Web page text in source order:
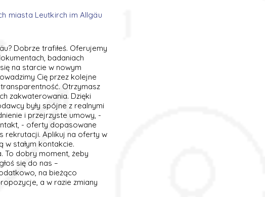
miasta Leutkirch im Allgäu
Dobrze trafiłeś. Oferujemy
badaniach
na starcie w nowym
Cię przez kolejne
Otrzymasz
zakwaterowania. Dzięki
były spójne z realnymi
i przejrzyste umowy, -
- oferty dopasowane
rekrutacji. Aplikuj na oferty w
w stałym kontakcie.
To dobry moment, żeby
się do nas –
na bieżąco
a w razie zmiany